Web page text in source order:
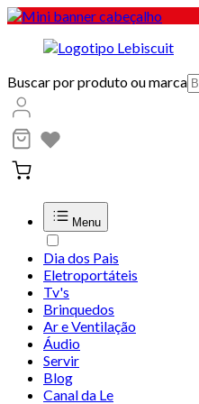
Buscar por produto ou marca
Menu
Dia dos Pais
Eletroportáteis
Tv's
Brinquedos
Ar e Ventilação
Áudio
Servir
Blog
Canal da Le